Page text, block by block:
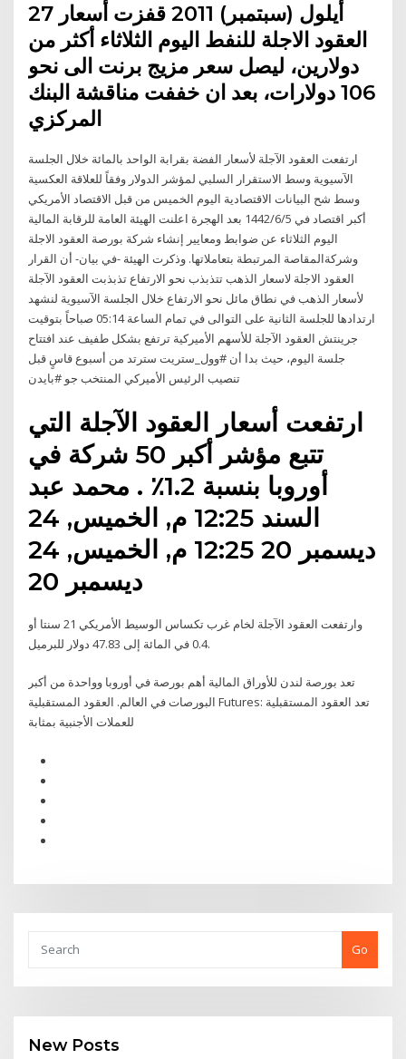
27 أيلول (سبتمبر) 2011 قفزت أسعار
العقود الاجلة للنفط اليوم الثلاثاء أكثر من
دولارين، ليصل سعر مزيج برنت الى نحو
106 دولارات، بعد ان خففت مناقشة البنك
ارتفعت العقود الآجلة لأسعار الفضة بقرابة الواحد بالمائة خلال الجلسة
الآسيوية وسط الاستقرار السلبي لمؤشر الدولار وفقاً للعلاقة العكسية
وسط شح البيانات الاقتصادية اليوم الخميس من قبل الاقتصاد الأمريكي
أكبر اقتصاد في 5‏‏/6‏‏/1442 بعد الهجرة اعلنت الهيئة العامة للرقابة المالية
اليوم الثلاثاء عن ضوابط ومعايير إنشاء شركة بورصة العقود الاجلة
وشركةالمقاصة المرتبطة بتعاملاتها. وذكرت الهيئة -في بيان- أن القرار
العقود الاجلة لاسعار الذهب تتذبذب نحو الارتفاع تذبذبت العقود الآجلة
لأسعار الذهب في نطاق مائل نحو الارتفاع خلال الجلسة الآسيوية لنشهد
ارتدادها للجلسة الثانية على التوالى في تمام الساعة 05:14 صباحاً بتوقيت
جرينتش العقود الآجلة للأسهم الأميركية ترتفع بشكل طفيف عند افتتاح
جلسة اليوم، حيث بدا أن #وول_ستريت سترتد من أسبوع قاسٍ قبل
تنصيب الرئيس الأميركي المنتخب جو #بايدن
ارتفعت أسعار العقود الآجلة التي
تتبع مؤشر أكبر 50 شركة في
أوروبا بنسبة 1.2٪ . محمد عبد
السند 12:25 م, الخميس, 24
ديسمبر 20 12:25 م, الخميس, 24
ديسمبر 20
وارتفعت العقود الآجلة لخام غرب تكساس الوسيط الأمريكي 21 سنتا أو
0.4 في المائة إلى 47.83 دولار للبرميل.
تعد بورصة لندن للأوراق المالية أهم بورصة في أوروبا وواحدة من أكبر
البورصات في العالم. العقود المستقبلية Futures: تعد العقود المستقبلية
Go
New Posts